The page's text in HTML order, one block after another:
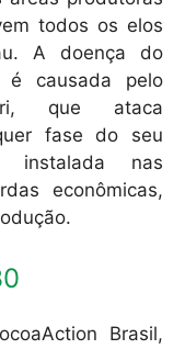
todos os elos
A doença do
é causada pelo
que ataca
fase do seu
instalada nas
econômicas,
Brasil,